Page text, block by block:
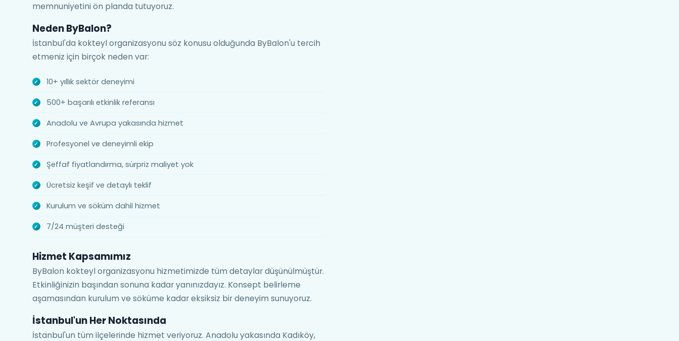
memnuniyetini ön planda tutuyoruz.
Neden ByBalon?
İstanbul'da kokteyl organizasyonu söz konusu olduğunda ByBalon'u tercih
etmeniz için birçok neden var:
10+ yıllık sektör deneyimi
500+ başarılı etkinlik referansı
Anadolu ve Avrupa yakasında hizmet
Profesyonel ve deneyimli ekip
Şeffaf fiyatlandırma, sürpriz maliyet yok
Ücretsiz keşif ve detaylı teklif
Kurulum ve söküm dahil hizmet
7/24 müşteri desteği
Hizmet Kapsamımız
ByBalon kokteyl organizasyonu hizmetimizde tüm detaylar düşünülmüştür.
Etkinliğinizin başından sonuna kadar yanınızdayız. Konsept belirleme
aşamasından kurulum ve söküme kadar eksiksiz bir deneyim sunuyoruz.
İstanbul'un Her Noktasında
İstanbul'un tüm ilçelerinde hizmet veriyoruz. Anadolu yakasında Kadıköy,